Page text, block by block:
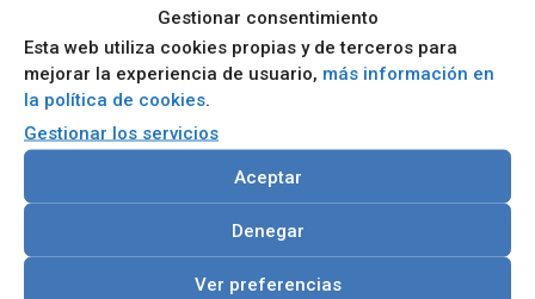
Gestionar consentimiento
Esta web utiliza cookies propias y de terceros para
mejorar la experiencia de usuario, más información en
la política de cookies.
Gestionar los servicios
Aceptar
Denegar
Ver preferencias
configuración y actualización del
firmware
nterfaz gráfica de usuario fácil de
usar, dibujo de topología automática,
archivo de texto de configuración
editable, monitoreo ambiental
mejorado, perro guardián de la CPU,
información de cambio de